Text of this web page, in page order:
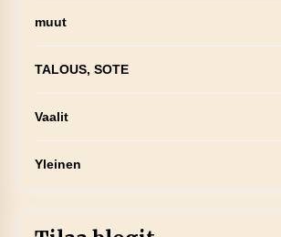
muut
TALOUS, SOTE
Vaalit
Yleinen